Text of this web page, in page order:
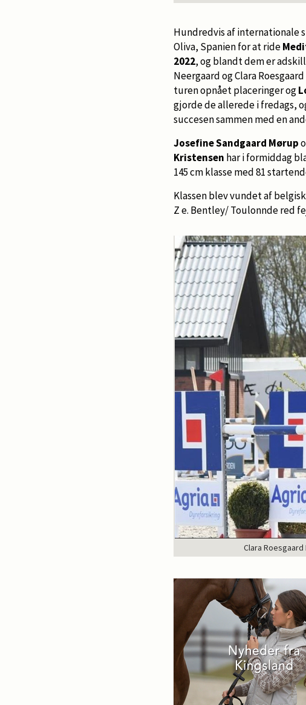
Hundredvis af internationale
Oliva, Spanien for at ride
2022, og blandt dem er
Neergaard og Clara
turen opnået placeringer og
gjorde de allerede i fredags,
succesen sammen med en
Josefine Sandgaard Mørup
Kristensen har i formiddag
145 cm klasse med 81
Klassen blev vundet af
Z e. Bentley/ Toulonnde red
Clara